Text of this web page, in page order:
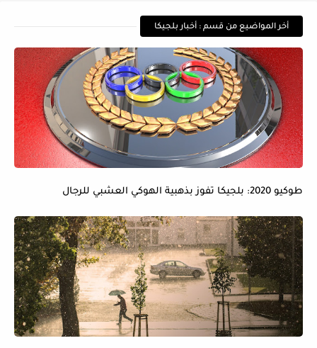
أخر المواضيع من قسم : أخبار بلجيكا
طوكيو 2020: بلجيكا تفوز بذهبية الهوكي العشبي للرجال